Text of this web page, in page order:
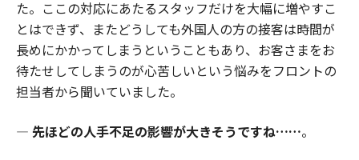
た。ここの対応にあたるスタッフだけを大幅に増やすこ
とはできず、またどうしても外国人の方の接客は時間が
長めにかかってしまうということもあり、お客さまをお
待たせしてしまうのが心苦しいという悩みをフロントの
担当者から聞いていました。
― 先ほどの人手不足の影響が大きそうですね……。